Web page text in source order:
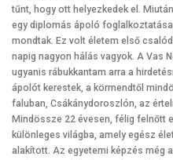
tűnt, hogy ott helyezkedek el.
egy diplomás ápoló
mondtak. Ez volt életem első
napig nagyon hálás vagyok. A Vas
ugyanis rábukkantam arra a
ápolót kerestek, a körmendtől
faluban, Csákánydoroszlón, az
Mindössze 22 évesen, félig felnőtt
különleges világba, amely egész
alakított. Az egyetemi képzés még